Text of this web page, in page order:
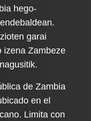
hego-
garai
izena Zambeze
de Zambia
en el
Limita con